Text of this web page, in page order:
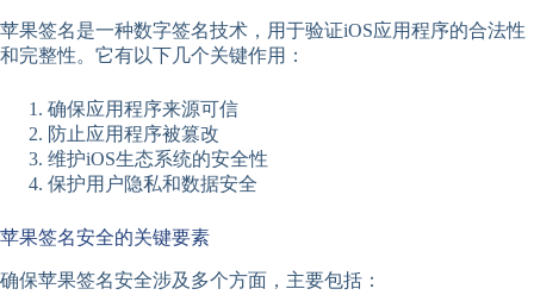
苹果签名是一种数字签名技术，用于验证iOS应用程序的合法性
和完整性。它有以下几个关键作用：
确保应用程序来源可信
防止应用程序被篡改
维护iOS生态系统的安全性
保护用户隐私和数据安全
苹果签名安全的关键要素
确保苹果签名安全涉及多个方面，主要包括：